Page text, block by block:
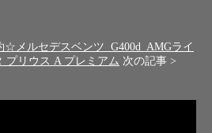
メルセデスベンツ G400d AMGライ
リウス A プレミアム 次の記事 >